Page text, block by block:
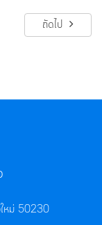
ถัดไป
ใหม่ 50230